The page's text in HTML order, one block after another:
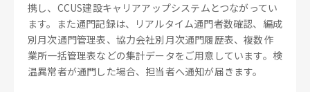
携し、CCUS建設キャリアアップシステムとつながってい
ます。また通門記録は、リアルタイム通門者数確認、編成
別月次通門管理表、協力会社別月次通門履歴表、複数作
業所一括管理表などの集計データをご用意しています。検
温異常者が通門した場合、担当者へ通知が届きます。